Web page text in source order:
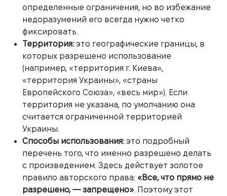
определенные ограничения, но во избежание
недоразумений его всегда нужно четко
фиксировать.
Территория:это географические границы, в
которых разрешено использование
(например, «территория г. Киева»,
«территория Украины», «страны
Европейского Союза», «весь мир»). Если
территория не указана, по умолчанию она
считается ограниченной территорией
Украины.
Способы использования:это подробный
перечень того, что именно разрешено делать
с произведением. Здесь действует золотое
правило авторского права: «Все, что прямо не
разрешено, — запрещено». Поэтому этот